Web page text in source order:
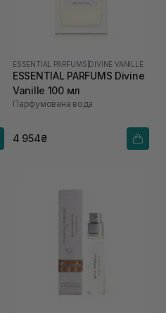
ESSENTIAL PARFUMS DIVINE VANILLE
ESSENTIAL PARFUMS Divine
Vanille 100 мл
Парфумована вода
4 954₴